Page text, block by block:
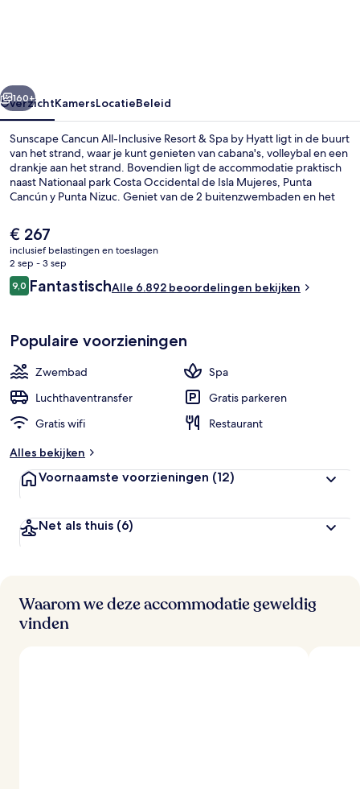
Spa
by
Hyatt
Volgende
160+
OverzichtKamersLocatieBeleid
Sunscape Cancun All-Inclusive Resort & Spa by Hyatt ligt in de buurt
van het strand, waar je kunt genieten van cabana's, volleybal en een
drankje aan het strand. Bovendien ligt de accommodatie praktisch
naast Nationaal park Costa Occidental de Isla Mujeres, Punta
Cancún y Punta Nizuc. Geniet van de 2 buitenzwembaden en het
aan de spa met diepe bindweefselmassages, hydrotherapie en
reflexologie. Voor Mexicaanse gerechten kun je terecht bij Casa de
Rosa, een van de 10 restaurants en 3 bars/lounges. Deze
accommodatie met alles inbegrepen biedt ook highlights zoals een
nachtclub, een gratis kinderclub en een bar aan het zwembad.
Andere reizigers raden de accommodatie aan vanwege het
De
huidige
prijs
is
€ 267
€ 267
inclusief belastingen en toeslagen
2 sep - 3 sep
Beoordelingen
9,09,0 op 10 –
FantastischAlle 6.892 beoordelingen bekijken
Populaire voorzieningen
Zwembad
Spa
Luchthaventransfer
Gratis parkeren
Gratis wifi
Restaurant
Alles bekijken
Voornaamste voorzieningen (12)
Net als thuis (6)
Waarom we deze accommodatie geweldig
vinden